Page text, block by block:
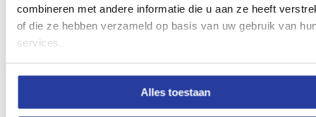
combineren met andere informatie die u aan ze heeft
of die ze hebben verzameld op basis van uw gebruik van
services.
Alles toestaan
Foto met dank aan Santa Clara Golf Club